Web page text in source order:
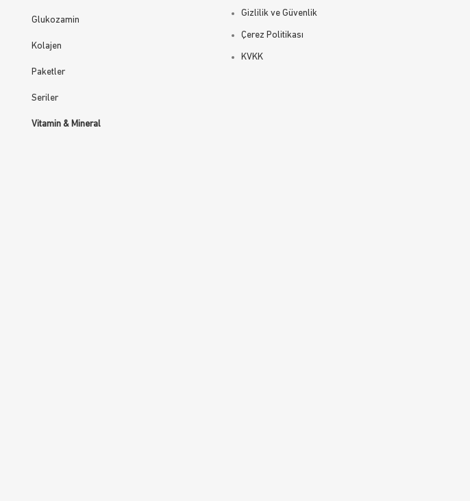
Glukozamin
Kolajen
Paketler
Seriler
Vitamin & Mineral
Gizlilik ve Güvenlik
Çerez Politikası
KVKK